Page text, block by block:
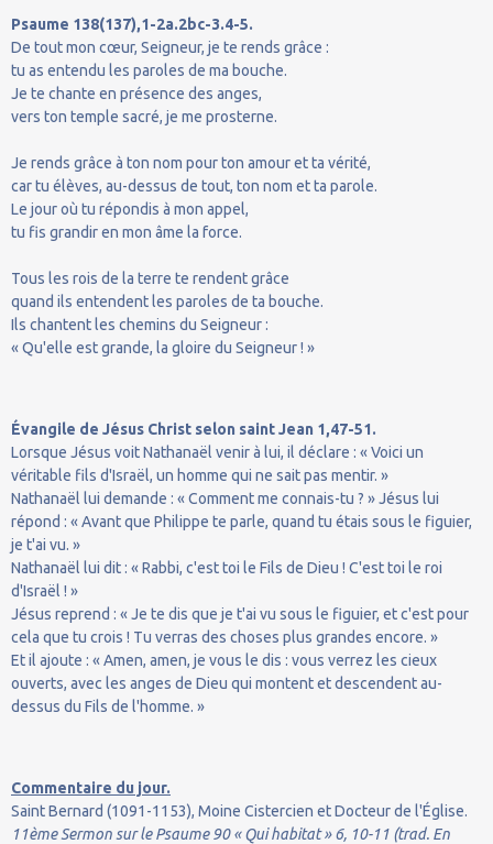
Psaume 138(137),1-2a.2bc-3.4-5.
De tout mon cœur, Seigneur, je te rends grâce :
tu as entendu les paroles de ma bouche.
Je te chante en présence des anges,
vers ton temple sacré, je me prosterne.
Je rends grâce à ton nom pour ton amour et ta vérité,
car tu élèves, au-dessus de tout, ton nom et ta parole.
Le jour où tu répondis à mon appel,
tu fis grandir en mon âme la force.
Tous les rois de la terre te rendent grâce
quand ils entendent les paroles de ta bouche.
Ils chantent les chemins du Seigneur :
« Qu'elle est grande, la gloire du Seigneur ! »
Évangile de Jésus Christ selon saint Jean 1,47-51.
Lorsque Jésus voit Nathanaël venir à lui, il déclare : « Voici un
véritable fils d'Israël, un homme qui ne sait pas mentir. »
Nathanaël lui demande : « Comment me connais-tu ? » Jésus lui
répond : « Avant que Philippe te parle, quand tu étais sous le figuier,
je t'ai vu. »
Nathanaël lui dit : « Rabbi, c'est toi le Fils de Dieu ! C'est toi le roi
d'Israël ! »
Jésus reprend : « Je te dis que je t'ai vu sous le figuier, et c'est pour
cela que tu crois ! Tu verras des choses plus grandes encore. »
Et il ajoute : « Amen, amen, je vous le dis : vous verrez les cieux
ouverts, avec les anges de Dieu qui montent et descendent au-
dessus du Fils de l'homme. »
Commentaire du jour.
Saint Bernard (1091-1153), Moine Cistercien et Docteur de l'Église.
11ème Sermon sur le Psaume 90 « Qui habitat » 6, 10-11 (trad. En